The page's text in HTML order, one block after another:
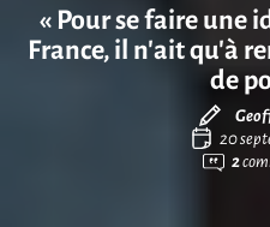
« Pour se faire une
France, il n’ait qu’à
de
20
2